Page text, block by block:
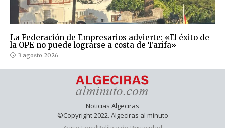
La Federación de Empresarios advierte: «El éxito de
la OPE no puede lograrse a costa de Tarifa»
3 agosto 2026
Noticias Algeciras
©Copyright 2022. Algeciras al minuto